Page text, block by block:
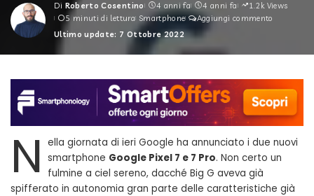
Posted
by
Di Roberto Cosentino 4 anni fa 4 anni fa
1.2k Views
5 minuti di lettura Smartphone
Aggiungi commento
Ultimo update: 7 Ottobre 2022
N ella giornata di ieri Google ha annunciato i due nuovi
smartphone Google Pixel 7 e 7 Pro. Non certo un
fulmine a ciel sereno, dacché Big G aveva già
spifferato in autonomia gran parte delle caratteristiche già